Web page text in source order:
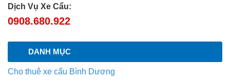
Dịch Vụ Xe Cẩu:
0908.680.922
DANH MỤC
Cho thuê xe cẩu Bình Dương